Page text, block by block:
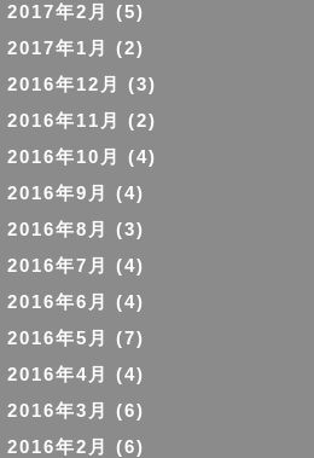
2017年2月
(5)
2017年1月
(2)
2016年12月
(3)
2016年11月
(2)
2016年10月
(4)
2016年9月
(4)
2016年8月
(3)
2016年7月
(4)
2016年6月
(4)
2016年5月
(7)
2016年4月
(4)
2016年3月
(6)
2016年2月
(6)